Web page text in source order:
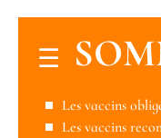
Les vaccins
Les vaccins